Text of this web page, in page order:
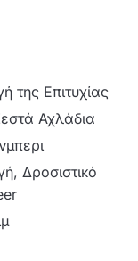
Επιτυχίας
Αχλάδια
Δροσιστικό